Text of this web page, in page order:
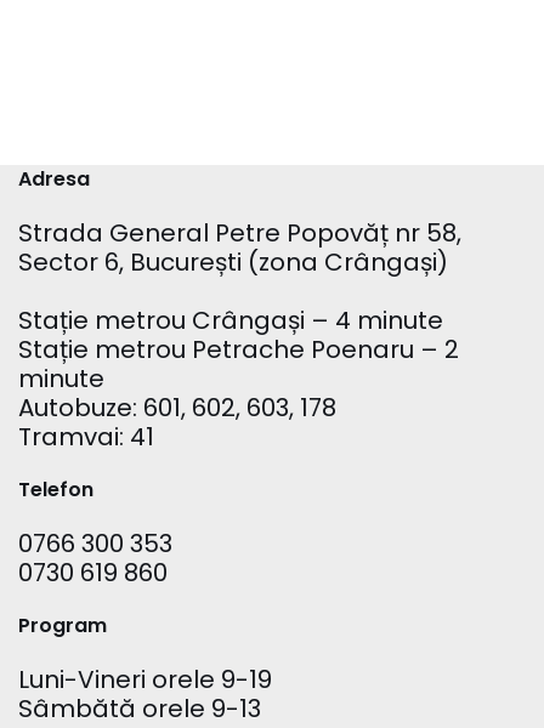
Adresa
Strada General Petre Popovăț nr 58,
Sector 6, București (zona Crângași)
Stație metrou Crângași – 4 minute
Stație metrou Petrache Poenaru – 2
minute
Autobuze: 601, 602, 603, 178
Tramvai: 41
Telefon
0766 300 353
0730 619 860
Program
Luni-Vineri orele 9-19
Sâmbătă orele 9-13